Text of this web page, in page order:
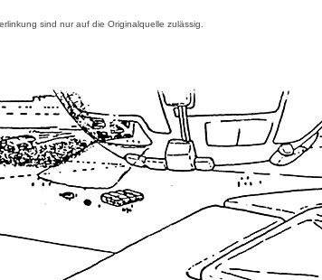
sind nur auf die Originalquelle zulässig.